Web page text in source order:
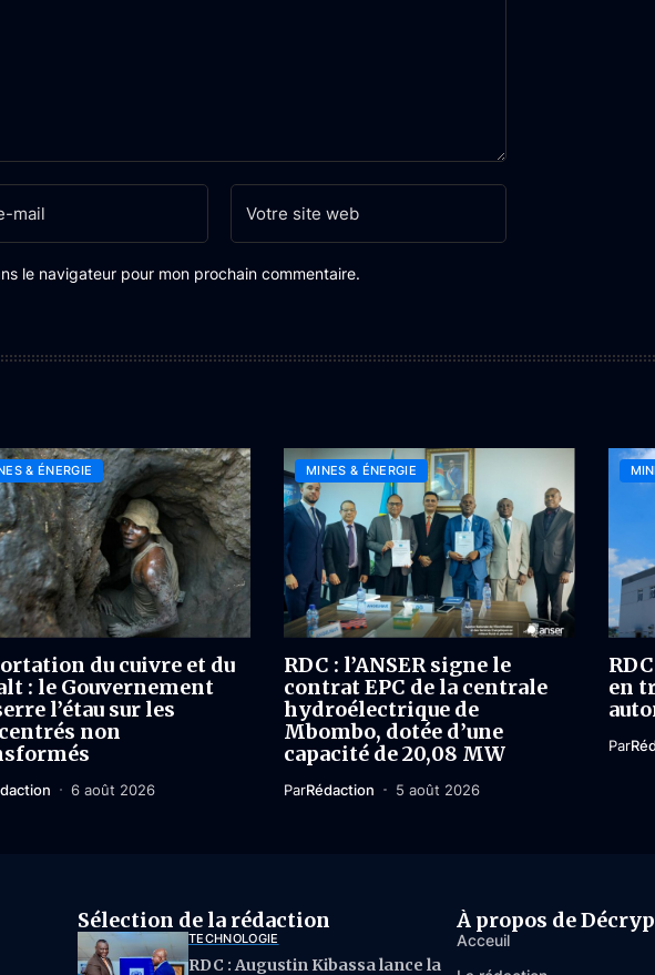
le navigateur pour mon prochain commentaire.
& ÉNERGIE
du cuivre et du
: le Gouvernement
l’étau sur les
non
6 août 2026
MINES & ÉNERGIE
RDC : l’ANSER signe le
contrat EPC de la centrale
hydroélectrique de
Mbombo, dotée d’une
capacité de 20,08 MW
ParRédaction 5 août 2026
en
Par
Sélection de la rédaction
TECHNOLOGIE
RDC : Augustin Kibassa lance la
À propos de
Acceuil